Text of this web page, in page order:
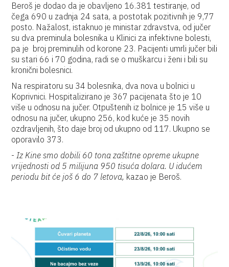
Beroš je dodao da je obavljeno 16.381 testiranje, od
čega 690 u zadnja 24 sata, a postotak pozitivnih je 9,77
posto. Nažalost, istaknuo je ministar zdravstva, od jučer
su dva preminula bolesnika u Klinici za infektivne bolesti,
pa je broj preminulih od korone 23. Pacijenti umrli jučer bili
su stari 66 i 70 godina, radi se o muškarcu i ženi i bili su
kronični bolesnici.
Na respiratoru su 34 bolesnika, dva nova u bolnici u
Koprivnici. Hospitalizirano je 367 pacijenata što je 10
više u odnosu na jučer. Otpuštenih iz bolnice je 15 više u
odnosu na jučer, ukupno 256, kod kuće je 35 novih
ozdravljenih, što daje broj od ukupno od 117. Ukupno se
oporavilo 373.
-Iz Kine smo dobili 60 tona zaštitne opreme ukupne
vrijednosti od 5 milijuna 950 tisuća dolara. U idućem
periodu bit će još 6 do 7 letova, kazao je Beroš.